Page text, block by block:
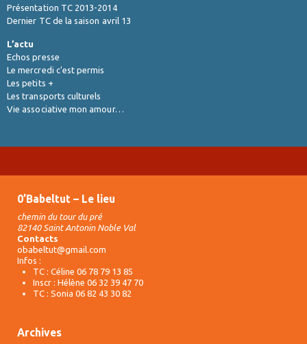
Présentation TC 2013-2014
Dernier TC de la saison avril 13
L’actu
Echos presse
Le mercredi c'est permis
Les petits +
Les transports culturels
Vie associative mon amour…
0’Babeltut – Le lieu
chemin du tour du pré
82140 Saint Antonin Noble Val
Contacts
obabeltut@gmail.com
Infos :
TC : Céline 06 78 79 13 85
Inscr : Hélène 06 32 39 47 70
TC : Sonia 06 82 43 30 82
Archives